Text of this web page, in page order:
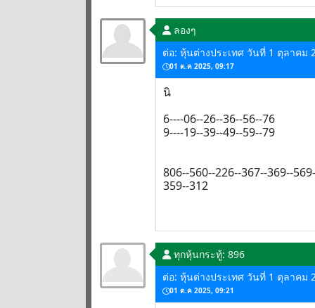
ลองๆ
ต่อ: หุ้นต่างประเทศ วันที่ 1 ตุลาคม
01 ต.ค 2025, 09:17
นิ
6----06--26--36--56--76
9----19--39--49--59--79
806--560--226--367--369--
359--312
ทุกหุ้นกระทู้: 896
ต่อ: หุ้นต่างประเทศ วันที่ 1 ตุลาคม
01 ต.ค 2025, 09:21